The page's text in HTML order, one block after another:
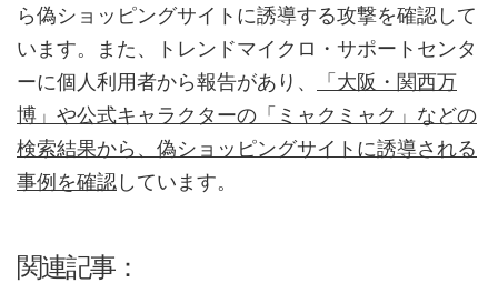
ら偽ショッピングサイトに誘導する攻撃を確認して
います。また、トレンドマイクロ・サポートセンタ
ーに個人利用者から報告があり、
「大阪・関西万
博」や公式キャラクターの「ミャクミャク」などの
検索結果から、偽ショッピングサイトに誘導される
事例を確認しています。
関連記事：